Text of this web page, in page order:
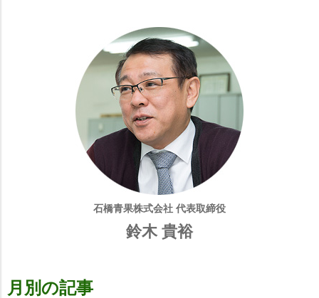
石橋青果株式会社 代表取締役
鈴木 貴裕
月別の記事